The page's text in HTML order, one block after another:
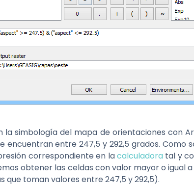
la simbología del mapa de orientaciones con
encuentran entre 247,5 y 292,5 grados. Como
correspondiente en lacalculadoratal y
obtener las celdas con valor mayor o igual
que toman valores entre 247,5 y 292,5).